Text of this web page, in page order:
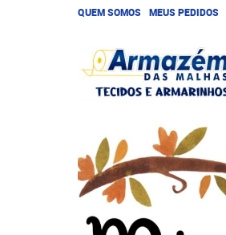
QUEM SOMOS MEUS PEDIDOS